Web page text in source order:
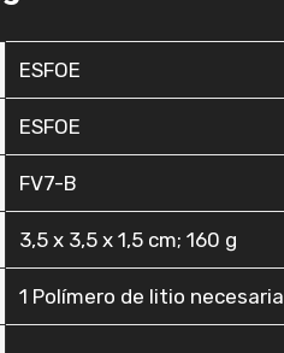
‎ESFOE
‎ESFOE
‎FV7-B
‎3,5 x 3,5 x 1,5 cm; 160 g
‎1 Polímero de litio